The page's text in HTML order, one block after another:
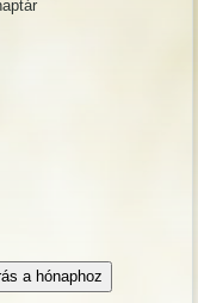
a hónaphoz